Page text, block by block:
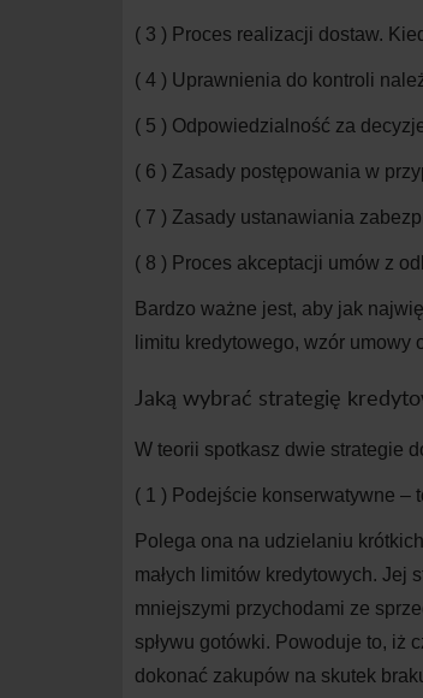
( 3 ) Proces realizacji dostaw.
( 4 ) Uprawnienia do kontroli
( 5 ) Odpowiedzialność za
( 6 ) Zasady postępowania w
( 7 ) Zasady ustanawiania
( 8 ) Proces akceptacji umów z
Bardzo ważne jest, aby jak
limitu kredytowego, wzór umowy
Jaką wybrać strategię
W teorii spotkasz dwie strategie
( 1 ) Podejście konserwatywne –
Polega ona na udzielaniu
małych limitów kredytowych. Jej
mniejszymi przychodami ze
spływu gotówki. Powoduje to, iż
dokonać zakupów na skutek